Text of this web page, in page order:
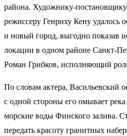
района. Художнику-
режиссеру Генриху Кену удалось
и новый город, выгодно показав
локации в одном районе Санкт-
Роман Грибков, исполняющий
По словам актера, Васильевский
с одной стороны его омывает
морские воды Финского залива.
передать красоту гранитных